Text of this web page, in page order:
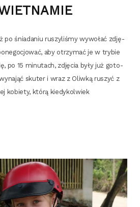
po śnia­da­niu ruszy­li­śmy wywo­łać zdję­
aby otrzy­mać je w try­bie
po 15 minu­tach, zdję­cia były już goto­
sku­ter i wraz z Oliw­ką ruszyć z
kobie­ty, któ­rą kie­dy­kol­wiek